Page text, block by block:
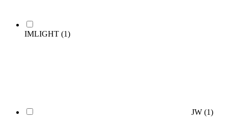
IMLIGHT (1)
JW (1)